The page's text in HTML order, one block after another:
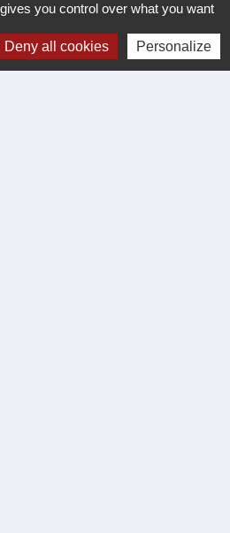
est-elle une solution
open_in_new
you control over what you want
Deny all cookies Personalize